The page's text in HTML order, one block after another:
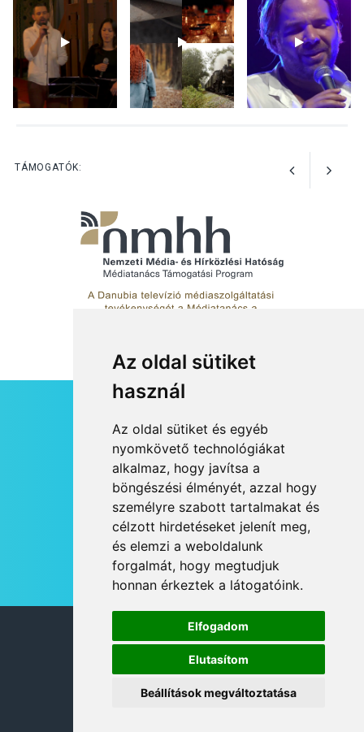
Az oldal sütiket
használ
Az oldal sütiket és egyéb
nyomkövető technológiákat
alkalmaz, hogy javítsa a
böngészési élményét, azzal hogy
személyre szabott tartalmakat és
célzott hirdetéseket jelenít meg,
és elemzi a weboldalunk
forgalmát, hogy megtudjuk
honnan érkeztek a látogatóink.
Elfogadom
Elutasítom
Beállítások megváltoztatása
tanszergyűjtés lesz
Szigetmonostoron
KÖZÉLET 2026 AUG 04
TÁMOGATÓK:
HÍRLEVÉL
RSS
JOGI NYILATKOZAT
KAPCSOLAT
OLDALTÉRKÉP
IMPRESSZUM
HÍR BEKÜLDÉSE
© 2026 DANUBIA TV